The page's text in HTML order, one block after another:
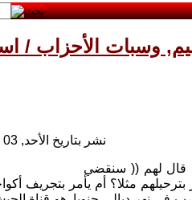
وسبات الأحزاب /
نشر بتاريخ الأحد, 03 كانون2/يناير 2016 16:46
قال لهم (( سنقضي
مثلا؟ أم يأمر بتجريف